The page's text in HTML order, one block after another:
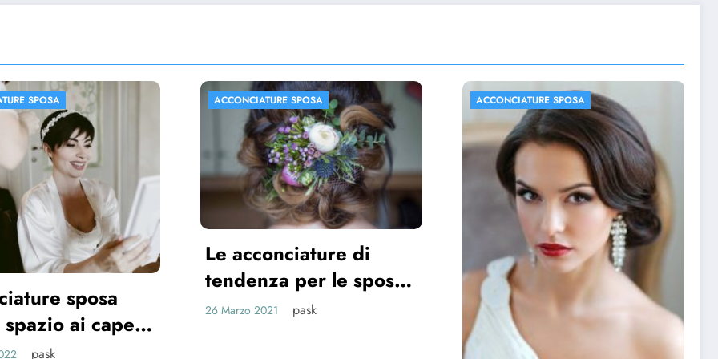
SPOSA
di
per le spose
pask
ACCONCIATURE SPOSA
ACCONCIATURE SPOSA
FOTO MATRIMONIO